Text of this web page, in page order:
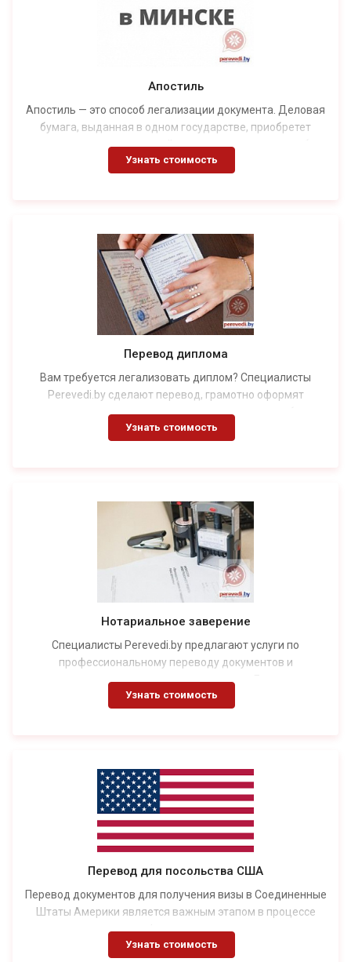
Апостиль
Апостиль — это способ легализации документа. Деловая
бумага, выданная в одном государстве, приобретет
юридическую силу в другой стране только после особых
процедур, подтверждающих ее легитимность. Самый
процедуру — консульскую легализацию документов.
Узнать стоимость
Перевод диплома
Вам требуется легализовать диплом? Специалисты
Perevedi.by сделают перевод, грамотно оформят
документацию, самостоятельно доставят ее в требуемое
ведомство и подадут необходимые заявки. Вам
Узнать стоимость
Нотариальное заверение
Специалисты Perevedi.by предлагают услуги по
профессиональному переводу документов и
последующему заверению их у нотариуса. Гарантируем
бережное отношение к оригиналам. Опыт работы бюро
Узнать стоимость
Перевод для посольства США
Перевод документов для получения визы в Соединенные
Штаты Америки является важным этапом в процессе
оформления.
Узнать стоимость